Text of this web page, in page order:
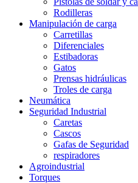
Rodilleras
Manipulación de carga
Carretillas
Diferenciales
Estibadoras
Gatos
Prensas hidráulicas
Troles de carga
Neumática
Seguridad Industrial
Caretas
Cascos
Gafas de Seguridad
respiradores
Agroindustrial
Torques